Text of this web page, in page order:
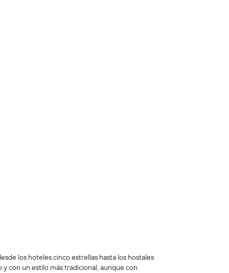
los hoteles cinco estrellas hasta los hostales
con un estilo más tradicional, aunque con